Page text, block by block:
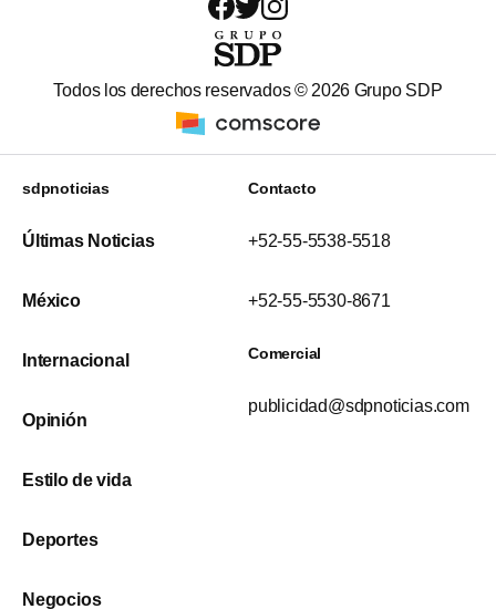
Todos los derechos reservados © 2026 Grupo SDP
sdpnoticias
Últimas Noticias
México
Internacional
Opinión
Estilo de vida
Deportes
Negocios
Contacto
+52-55-5538-5518
+52-55-5530-8671
Comercial
publicidad@sdpnoticias.com